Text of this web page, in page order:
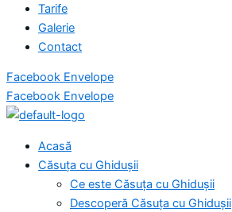
Tarife
Galerie
Contact
Facebook Envelope
Facebook Envelope
Acasă
Căsuța cu Ghidușii
Ce este Căsuța cu Ghidușii
Descoperă Căsuța cu Ghidușii